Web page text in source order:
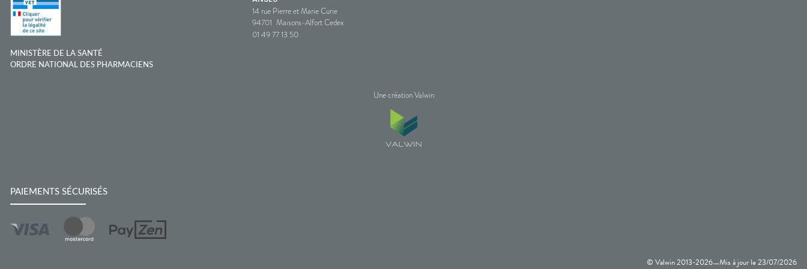
© Valwin 2013-2026—Mis à jour le23/07/2026
14 rue Pierre et Marie Curie
94701 Maisons-Alfort Cedex
01 49 77 13 50
MINISTÈRE DE LA SANTÉ
ORDRE NATIONAL DES PHARMACIENS
Une création Valwin
PAIEMENTS SÉCURISÉS